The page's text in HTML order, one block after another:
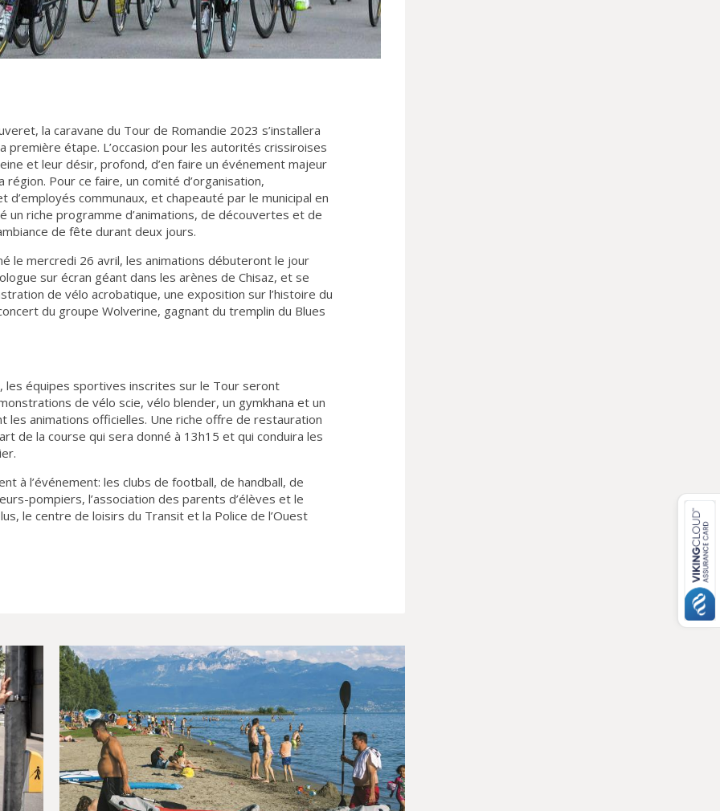
la caravane du Tour de Romandie 2023 s’installera
première étape. L’occasion pour les autorités crissiroises
et leur désir, profond, d’en faire un événement majeur
Pour ce faire, un comité d’organisation,
communaux, et chapeauté par le municipal en
un riche programme d’animations, de découvertes et de
de fête durant deux jours.
le mercredi 26 avril, les animations débuteront le jour
sur écran géant dans les arènes de Chisaz, et se
de vélo acrobatique, une exposition sur l’histoire du
du groupe Wolverine, gagnant du tremplin du Blues
les équipes sportives inscrites sur le Tour seront
de vélo scie, vélo blender, un gymkhana et un
animations officielles. Une riche offre de restauration
de la course qui sera donné à 13h15 et qui conduira les
à l’événement: les clubs de football, de handball, de
pompiers, l’association des parents d’élèves et le
le centre de loisirs du Transit et la Police de l’Ouest